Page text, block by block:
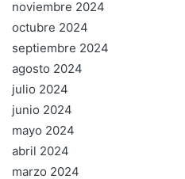
noviembre 2024
octubre 2024
septiembre 2024
agosto 2024
julio 2024
junio 2024
mayo 2024
abril 2024
marzo 2024